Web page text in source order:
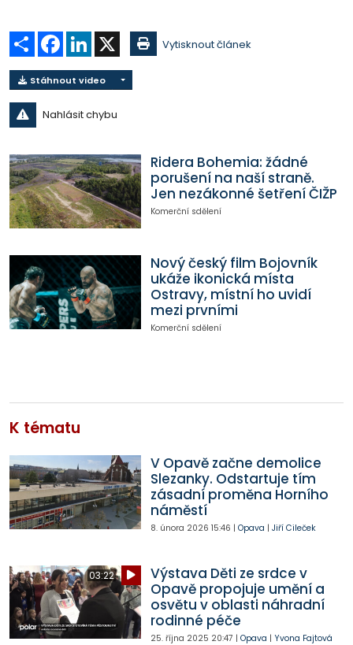
Sdílet Facebook
LinkedIn Vytisknout článek
Stáhnout video
Nahlásit chybu
Ridera Bohemia: žádné
porušení na naší straně.
Jen nezákonné šetření ČIŽP
Komerční sdělení
Nový český film Bojovník
ukáže ikonická místa
Ostravy, místní ho uvidí
mezi prvními
Komerční sdělení
K tématu
V Opavě začne demolice
Slezanky. Odstartuje tím
zásadní proměna Horního
náměstí
8. února 2026 15:46 | Opava | Jiří Cileček
03:22
Výstava Děti ze srdce v
Opavě propojuje umění a
osvětu v oblasti náhradní
rodinné péče
25. října 2025 20:47 | Opava | Yvona Fajtová